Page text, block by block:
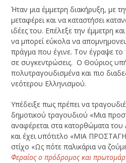
Ήταν μια έμμετρη διακήρυξη, με
μεταφέρει και να καταστήσει
ιδέες του. Επέλεξε την έμμετρη
να μπορεί εύκολα να
πράγμα που έγινε. Τον έγραψε
σε συγκεντρώσεις. Ο Θούριος
πολυτραγουδισμένα και πιο
νεότερου Ελληνισμού.
Υπέδειξε πως πρέπει να
δημοτικού τραγουδιού «Μια
αναφέρεται στα κατορθώματα
και έχει υπότιτλο «MIA
στίχο «Ως πότε παλικάρια να
Φεραίος ο πρόδρομος και